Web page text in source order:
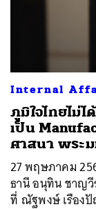
Internal
ภูมิใจไทยไม่
เป็น
ศาสนา พระ
27 พฤษภาคม
ธานี อนุทิน ชาญ
ที่ ณัฐพงษ์ เรือง